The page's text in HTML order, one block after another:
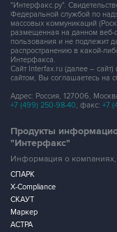
"Интерфакс.ру".
Федеральной службой по
массовых коммуникаций
размещенная на данном веб-
пользования и не подлежит
распространению в какой-
Интерфакса.
Сайт Interfax.ru (далее –
сайтом, Вы соглашаетесь на
Адрес: Россия, 127006,
+7 (499) 250-98-40, факс: +7
Продукты
"Интерфакс"
Информация о
СПАРК
X-Compliance
СКАУТ
Маркер
АСТРА